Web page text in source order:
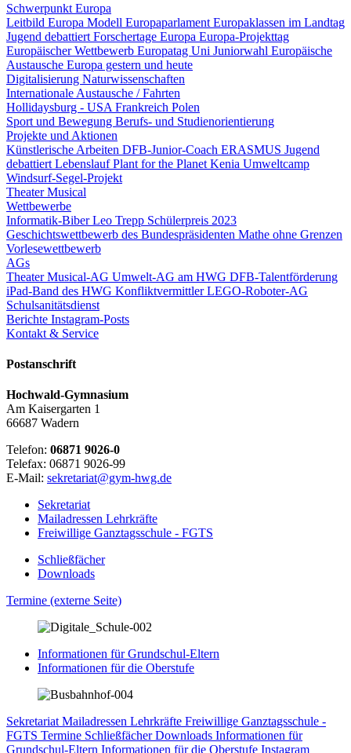
Schwerpunkt Europa
Leitbild Europa Modell Europaparlament Europaklassen im Landtag
Jugend debattiert Forschertage Europa Europa-Projekttag
Europäischer Wettbewerb Europatag Uni Juniorwahl Europäische
Austausche Europa gestern und heute
Digitalisierung Naturwissenschaften
Internationale Austausche / Fahrten
Hollidaysburg - USA Frankreich Polen
Sport und Bewegung Berufs- und Studienorientierung
Projekte und Aktionen
Künstlerische Arbeiten DFB-Junior-Coach ERASMUS Jugend
debattiert LebenslaufPlant for the Planet Kenia Umweltcamp
Windsurf-Segel-Projekt
TheaterMusical
Wettbewerbe
Informatik-BiberLeo Trepp Schülerpreis 2023
Geschichtswettbewerb des Bundespräsidenten Mathe ohne Grenzen
Vorlesewettbewerb
AGs
TheaterMusical-AG Umwelt-AG am HWG DFB-Talentförderung
iPad-Band des HWG KonfliktvermittlerLEGO-Roboter-AG
Schulsanitätsdienst
Berichte Instagram-Posts
Kontakt & Service
Postanschrift
Hochwald-Gymnasium
Am Kaisergarten 1
66687 Wadern
Telefon: 06871 9026-0
Telefax: 06871 9026-99
E-Mail: sekretariat@gym-hwg.de
Sekretariat
Mailadressen Lehrkräfte
Freiwillige Ganztagsschule - FGTS
Schließfächer
Downloads
Termine (externe Seite)
Informationen für Grundschul-Eltern
Informationen für die Oberstufe
Sekretariat Mailadressen Lehrkräfte Freiwillige Ganztagsschule -
FGTS Termine SchließfächerDownloads Informationen für
Grundschul-Eltern Informationen für die Oberstufe Instagram